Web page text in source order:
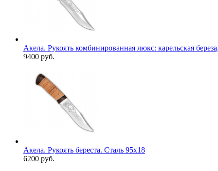
Акела. Рукоять комбинированная люкс: карельская
9400 руб.
Акела. Рукоять береста. Сталь 95х18
6200 руб.